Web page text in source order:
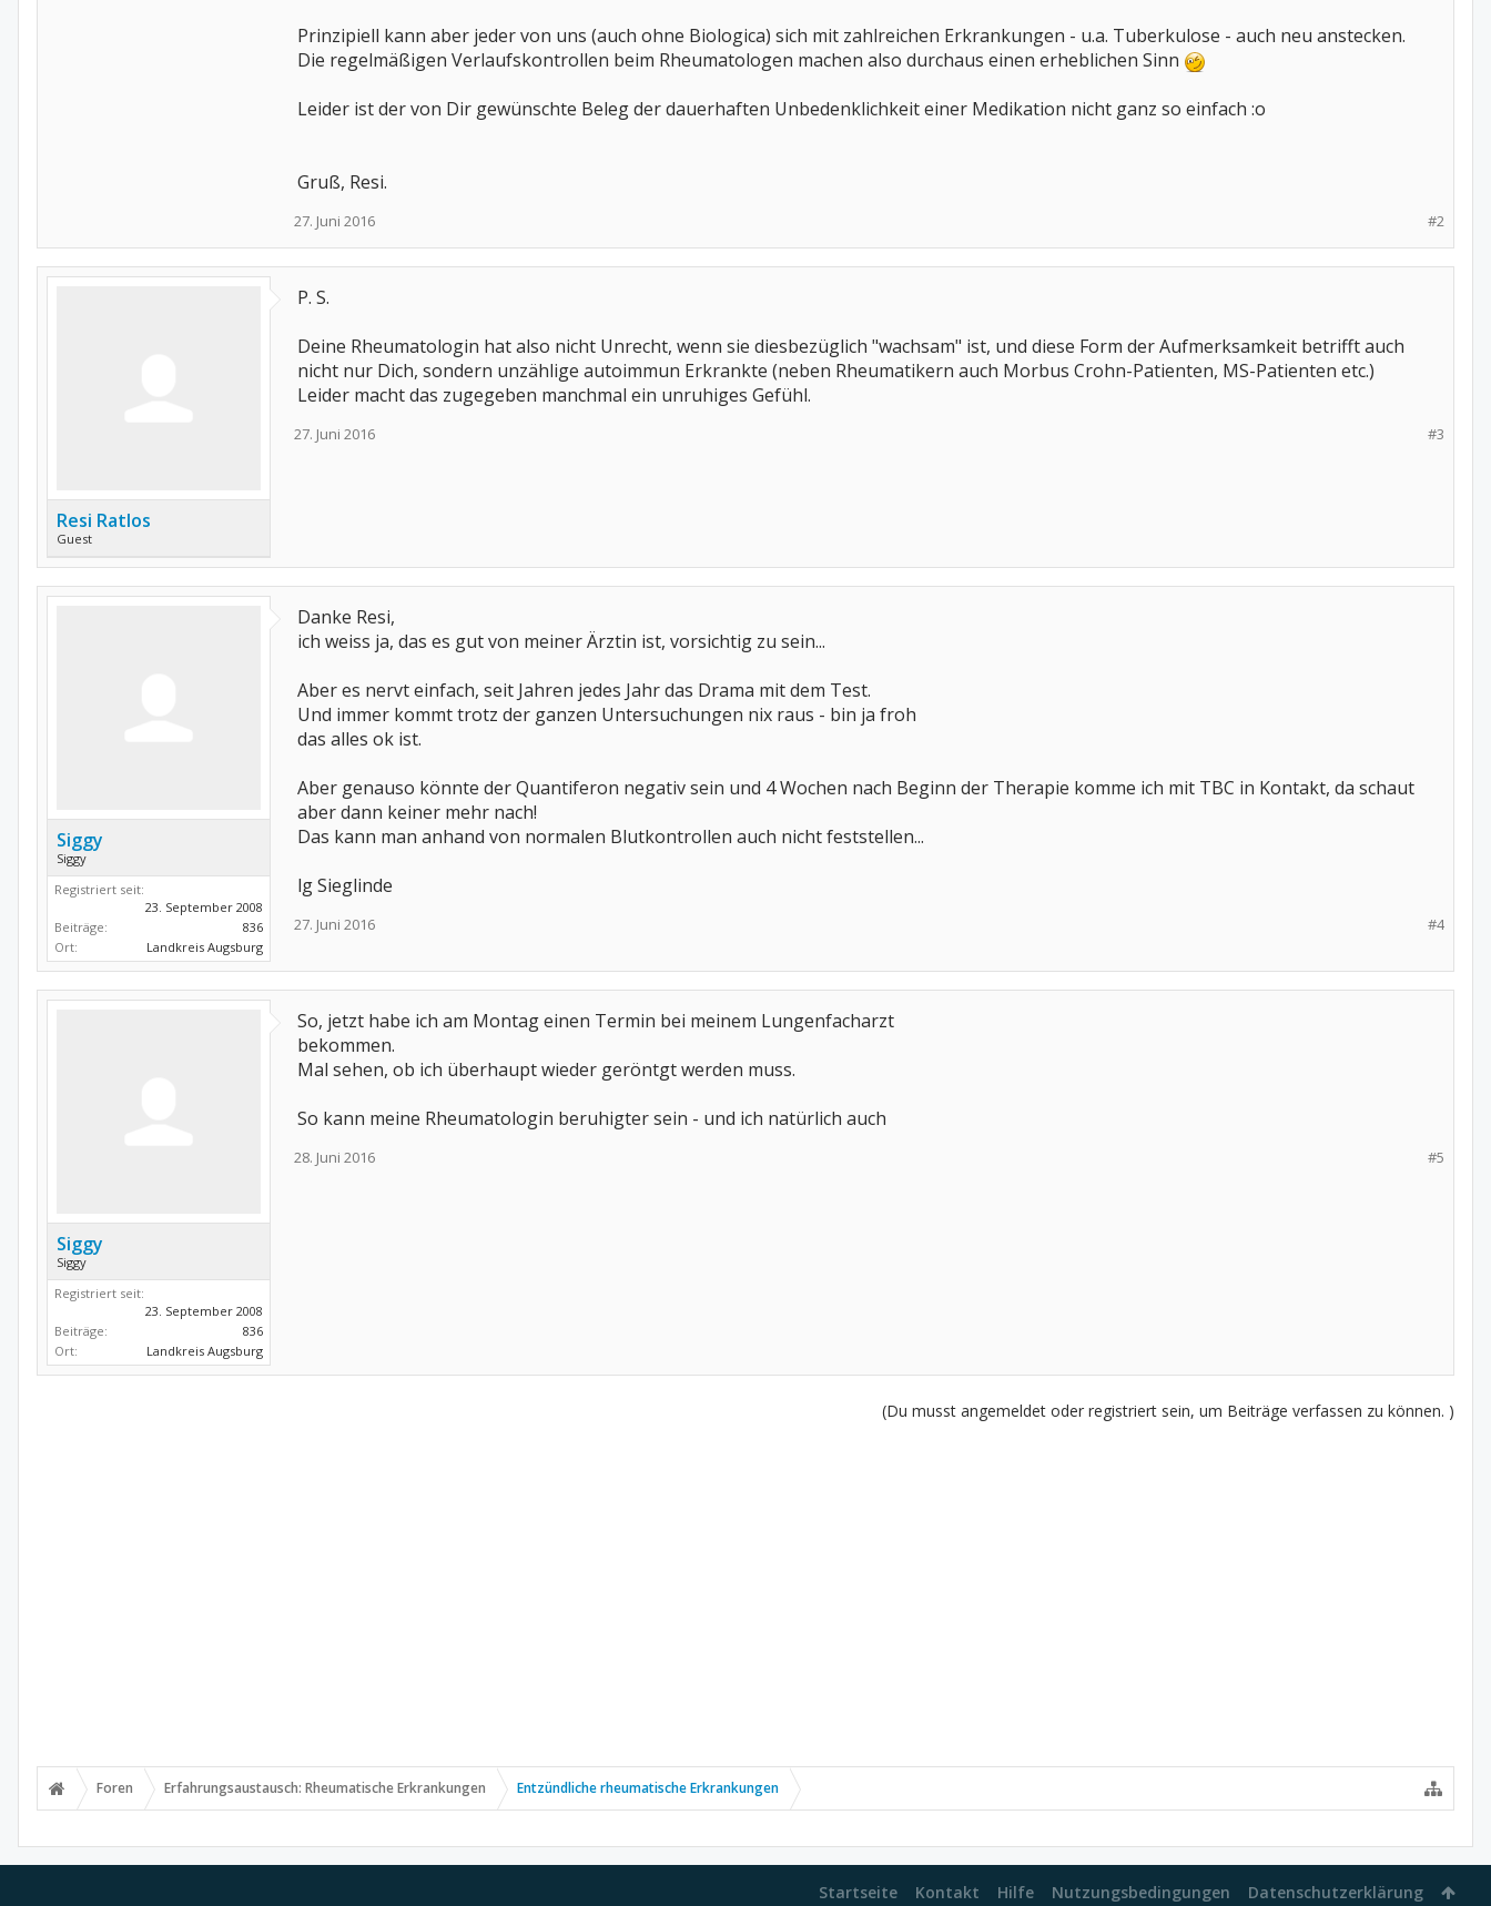
Prinzipiell kann aber jeder von uns (auch ohne Biologica) sich mit zahlreichen Erkrankungen - u.a. Tuberkulose - auch neu anstecken.
Die regelmäßigen Verlaufskontrollen beim Rheumatologen machen also durchaus einen erheblichen Sinn
Leider ist der von Dir gewünschte Beleg der dauerhaften Unbedenklichkeit einer Medikation nicht ganz so einfach :o
Gruß, Resi.
#2
27. Juni 2016
Resi Ratlos
Guest
P. S.
Deine Rheumatologin hat also nicht Unrecht, wenn sie diesbezüglich "wachsam" ist, und diese Form der Aufmerksamkeit betrifft auch
nicht nur Dich, sondern unzählige autoimmun Erkrankte (neben Rheumatikern auch Morbus Crohn-Patienten, MS-Patienten etc.)
Leider macht das zugegeben manchmal ein unruhiges Gefühl.
#3
27. Juni 2016
Siggy
Siggy
Registriert seit:
23. September 2008
Beiträge:
836
Ort:
Landkreis Augsburg
Danke Resi,
ich weiss ja, das es gut von meiner Ärztin ist, vorsichtig zu sein...
Aber es nervt einfach, seit Jahren jedes Jahr das Drama mit dem Test.
Und immer kommt trotz der ganzen Untersuchungen nix raus - bin ja froh
das alles ok ist.
Aber genauso könnte der Quantiferon negativ sein und 4 Wochen nach Beginn der Therapie komme ich mit TBC in Kontakt, da schaut
aber dann keiner mehr nach!
Das kann man anhand von normalen Blutkontrollen auch nicht feststellen...
lg Sieglinde
#4
27. Juni 2016
Siggy
Siggy
Registriert seit:
23. September 2008
Beiträge:
836
Ort:
Landkreis Augsburg
So, jetzt habe ich am Montag einen Termin bei meinem Lungenfacharzt
bekommen.
Mal sehen, ob ich überhaupt wieder geröntgt werden muss.
So kann meine Rheumatologin beruhigter sein - und ich natürlich auch
#5
28. Juni 2016
(Du musst angemeldet oder registriert sein, um Beiträge verfassen zu können. )
Foren Erfahrungsaustausch: Rheumatische Erkrankungen Entzündliche rheumatische Erkrankungen
Startseite Kontakt Hilfe Nutzungsbedingungen Datenschutzerklärung